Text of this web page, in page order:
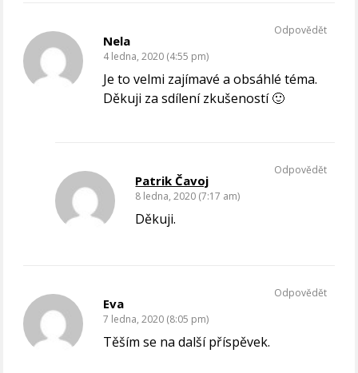
Nela
4 ledna, 2020 (4:55 pm)
Je to velmi zajímavé a obsáhlé téma.
Děkuji za sdílení zkušeností 🙂
Odpovědět
Patrik Čavoj
8 ledna, 2020 (7:17 am)
Děkuji.
Odpovědět
Eva
7 ledna, 2020 (8:05 pm)
Těším se na další příspěvek.
Odpovědět